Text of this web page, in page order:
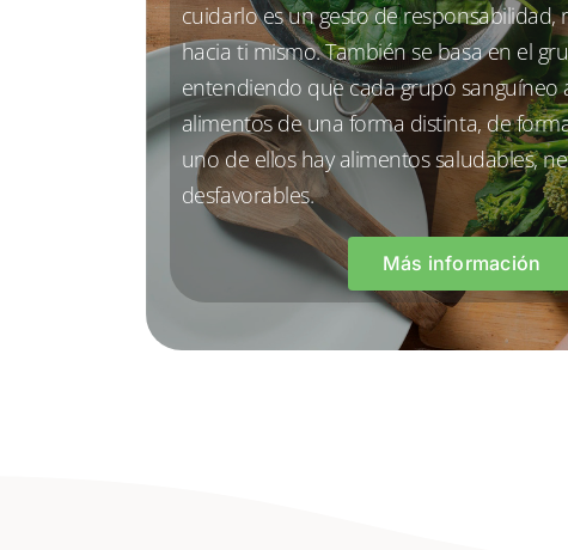
cuidarlo es un gesto de responsabilidad,
hacia ti mismo. También se basa en el
entendiendo que cada grupo sanguíneo
alimentos de una forma distinta, de
uno de ellos hay alimentos saludables,
desfavorables.
Más información